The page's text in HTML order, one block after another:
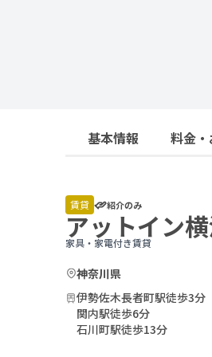
基本情報 料金
賃貸 紹介のみ
アットイン
家具・家電付き賃貸
神奈川県
伊勢佐木長者町駅徒歩3分
関内駅徒歩6分
石川町駅徒歩13分